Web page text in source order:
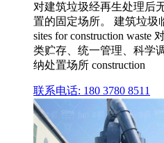
对建筑垃圾经再生处理后
置的固定场所。 建筑垃圾
sites for construction
类贮存、统一管理、科学
纳处置场所 construction
联系电话: 180 3780 8511